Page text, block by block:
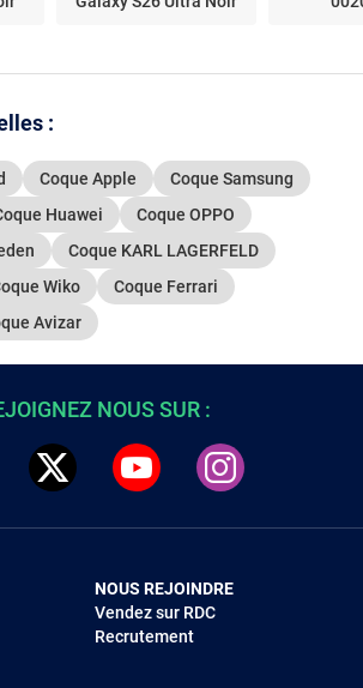
:
Coque Apple
Coque Samsung
Huawei
Coque OPPO
Coque KARL LAGERFELD
Wiko
Coque Ferrari
Avizar
NOUS SUR :
NOUS REJOINDRE
Vendez sur RDC
Recrutement